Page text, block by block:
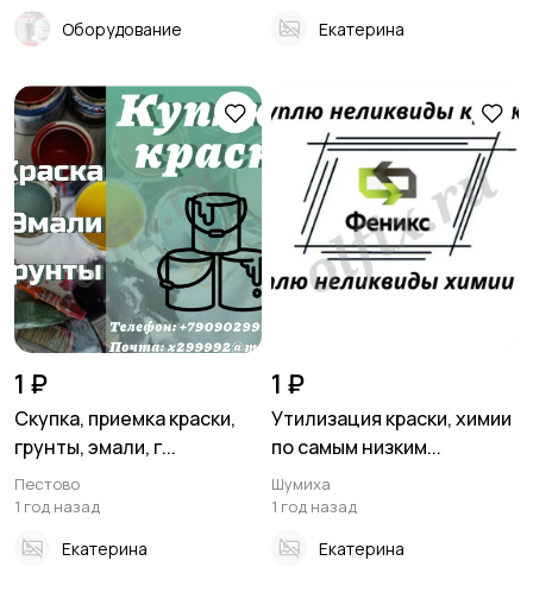
Оборудование Екатерина
1 ₽
Скупка, приемка краски,
грунты, эмали, г...
Пестово
1 год назад
Екатерина
1 ₽
Утилизация краски, химии
по самым низким...
Шумиха
1 год назад
Екатерина